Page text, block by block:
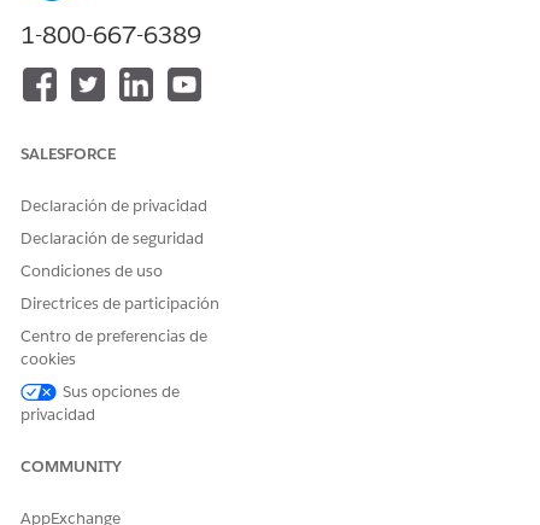
1-800-667-6389
SALESFORCE
Declaración de privacidad
Declaración de seguridad
Condiciones de uso
Directrices de participación
Centro de preferencias de
cookies
Sus opciones de
privacidad
COMMUNITY
AppExchange